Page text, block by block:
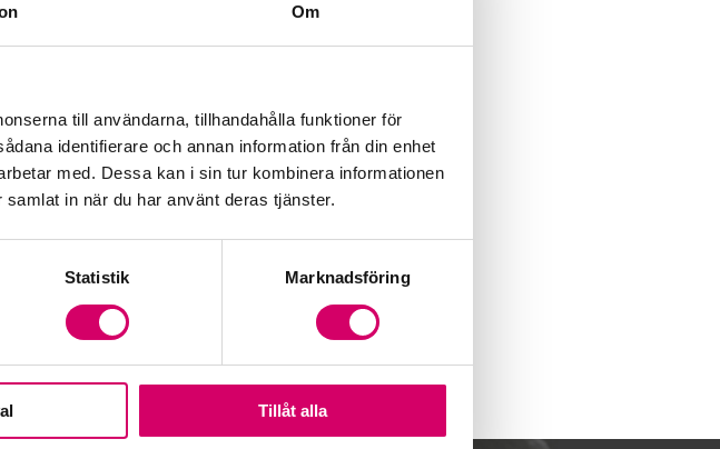
Om
till användarna, tillhandahålla funktioner för
identifierare och annan information från din enhet
med. Dessa kan i sin tur kombinera informationen
in när du har använt deras tjänster.
Statistik Marknadsföring
Tillåt alla